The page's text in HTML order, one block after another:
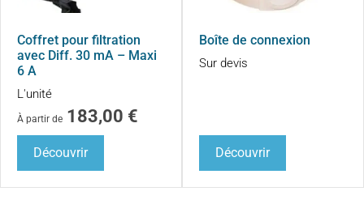
Coffret pour filtration
avec Diff. 30 mA – Maxi
6 A
L'unité
À partir de 183,00 €
Découvrir
Boîte de connexion
Sur devis
Découvrir